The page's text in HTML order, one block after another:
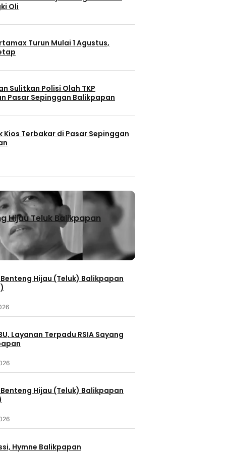
Oli
Turun Mulai 1 Agustus,
Sulitkan Polisi Olah TKP
Pasar Sepinggan Balikpapan
Kios Terbakar di Pasar Sepinggan
Hijau Teluk Balikpapan
Hijau (Teluk) Balikpapan
Layanan Terpadu RSIA Sayang
Hijau (Teluk) Balikpapan
Hymne Balikpapan